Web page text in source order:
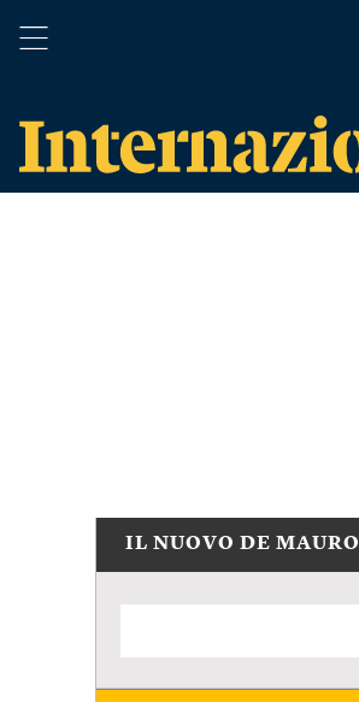
IL NUOVO DE MAURO